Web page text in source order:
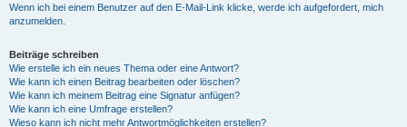
Wenn ich bei einem Benutzer auf den E-Mail-Link klicke, werde ich aufgefordert, mich
anzumelden.
Beiträge schreiben
Wie erstelle ich ein neues Thema oder eine Antwort?
Wie kann ich einen Beitrag bearbeiten oder löschen?
Wie kann ich meinem Beitrag eine Signatur anfügen?
Wie kann ich eine Umfrage erstellen?
Wieso kann ich nicht mehr Antwortmöglichkeiten erstellen?